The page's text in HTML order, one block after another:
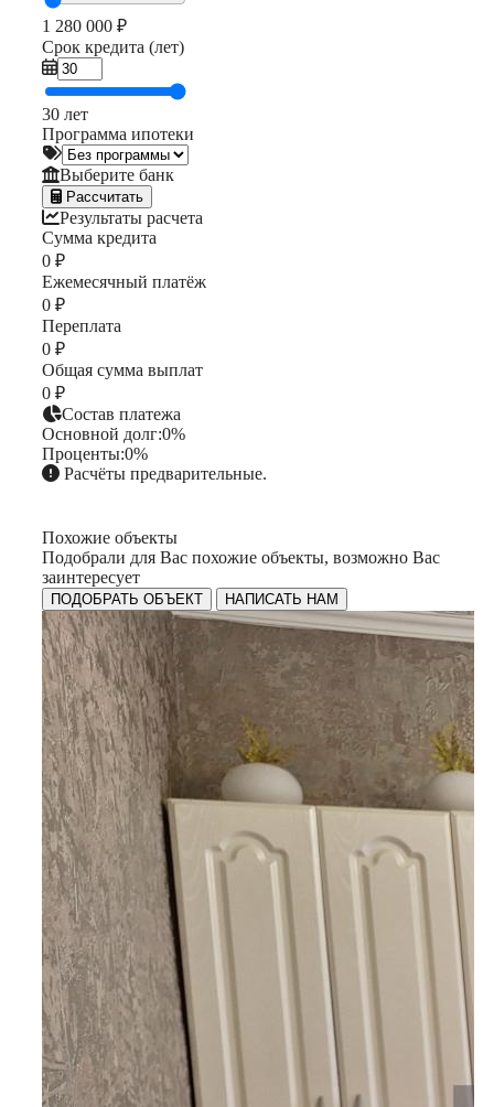
1 280 000 ₽
Срок кредита (лет)
30 лет
Программа ипотеки
Выберите банк
Рассчитать
Результаты расчета
Сумма кредита
0 ₽
Ежемесячный платёж
0 ₽
Переплата
0 ₽
Общая сумма выплат
0 ₽
Состав платежа
Основной долг:0%
Проценты:0%
Расчёты предварительные.
Похожие объекты
Подобрали для Вас похожие объекты, возможно Вас
заинтересует
ПОДОБРАТЬ ОБЪЕКТ НАПИСАТЬ НАМ